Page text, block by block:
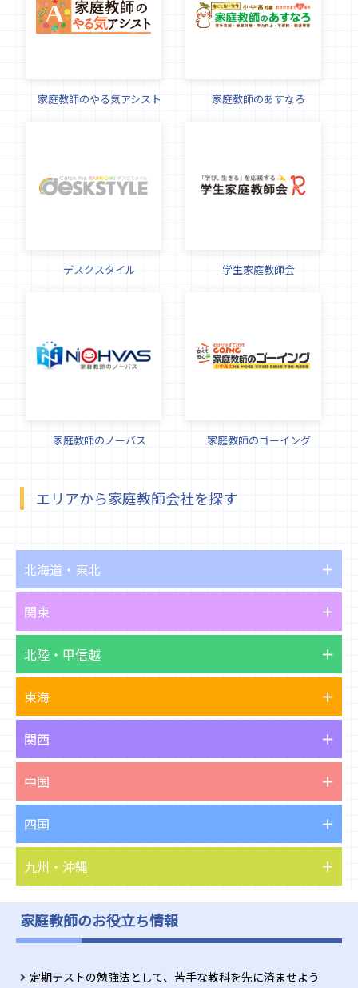
家庭教師のやる気アシスト 家庭教師のあすなろ
デスクスタイル 学生家庭教師会
家庭教師のノーバス 家庭教師のゴーイング
エリアから家庭教師会社を探す
北海道・東北
関東
北陸・甲信越
東海
関西
中国
四国
九州・沖縄
家庭教師のお役立ち情報
定期テストの勉強法として、苦手な教科を先に済ませよう